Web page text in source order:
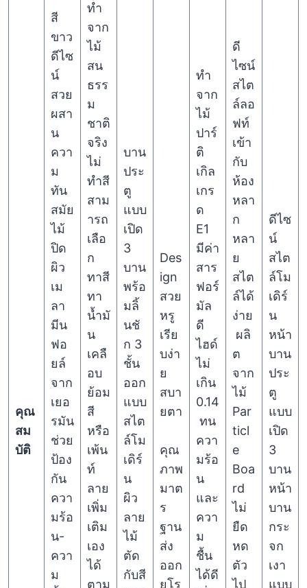
คุณ
สม
บัติ
สี
ขาว
ดีไซ
น์
สวย
ผสา
น
ควา
ม
ทัน
สมัย
ไม้
ปิด
ผิว
เม
ลา
มีน
ฟอ
ยล์
จาก
เยอ
รมัน
ช่วย
ป้อง
กัน
ควา
มร้อ
น-
ควา
ม
ทำ
จาก
ไม้
สน
ธรร
ม
ชาติ
จริง
ไม่
ทำสี
สาม
ารถ
เลือ
ก
ทาสี
ทา
น้ำมั
น
เคลื
อบ
ย้อม
สี
หรือ
เพ้น
ท์
ลาย
เพิ่ม
เติม
เอง
ได้
ตาม
บาน
ประ
ตู
แบบ
เปิด
3
บาน
พร้อ
มลิ้
นชั
ก 3
ชั้น
ออก
แบบ
สไต
ล์โม
เดิร์
น
ผิว
ลาย
ไม้
ตัด
กับสี
Des
ign
สวย
หรู
เรีย
บง่า
ย
สบา
ยตา
คุณ
ภาพ
มาต
ร
ฐาน
ส่ง
ออก
ยุโร
ทำ
จาก
ไม้
ปาร์
ติ
เกิล
เกร
ด
E1
มีค่า
สาร
ฟอร์
มัล
ดี
ไฮด์
ไม่
เกิน
0.14
ทน
ควา
มร้อ
น
และ
ควา
ม
ชื้น
ได้ดี
ดี
ไซน์
สไต
ล์ลอ
ฟท์
เข้า
กับ
ห้อง
หลา
ก
หลา
ย
สไต
ล์ได้
ง่าย
ผลิ
ต
จาก
ไม้
Par
ticl
e
Boa
rd
ไม่
ยืด
หด
ตัว
ไป
ดีไซ
น์
สไต
ล์โม
เดิร์
น
หน้า
บาน
ประ
ตู
แบบ
เปิด
3
บาน
หน้า
บาน
กระ
จก
เงา
แบบ